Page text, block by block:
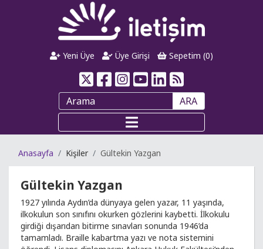
Yeni Üye Üye Girişi Sepetim (0)
ARA
Anasayfa Kişiler Gültekin Yazgan
Gültekin Yazgan
1927 yılında Aydın’da dünyaya gelen yazar, 11 yaşında,
ilkokulun son sınıfını okurken gözlerini kaybetti. İlkokulu
girdiği dışarıdan bitirme sınavları sonunda 1946’da
tamamladı. Braille kabartma yazı ve nota sistemini